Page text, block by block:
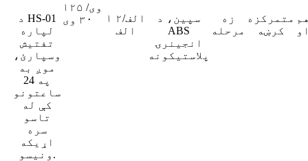
د HS-01
لپاره
تفتیش
وسپارئ،
موږ به
په 24
ساعتونو
کې له
تاسو
سره
اړیکه
ونیسو.
۱۲۵ وی/
۳۰ وی
۱ الف/۲
الف
سپین، د
ABS
انجینرۍ
پلاستیکونه
زه
مرحله
متمرکزه
کرښه